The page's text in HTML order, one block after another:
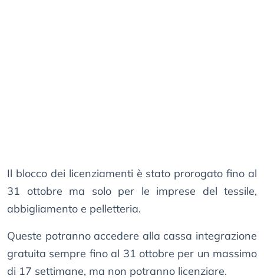
Il blocco dei licenziamenti è stato prorogato fino al
31 ottobre ma solo per le imprese del tessile,
abbigliamento e pelletteria.
Queste potranno accedere alla cassa integrazione
gratuita sempre fino al 31 ottobre per un massimo
di 17 settimane, ma non potranno licenziare.